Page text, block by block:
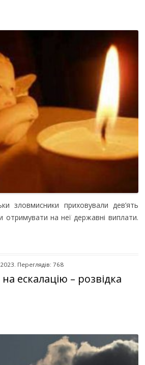
зловмисники приховували дев’ять
отримувати на неї державні виплати.
Переглядів: 768
ескалацію – розвідка